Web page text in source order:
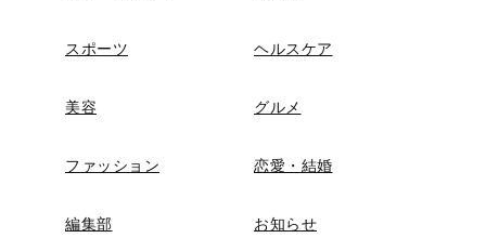
スポーツ ヘルスケア
美容 グルメ
ファッション 恋愛・結婚
編集部 お知らせ